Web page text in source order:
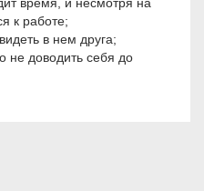
к работе;
в нем друга;
не доводить себя до